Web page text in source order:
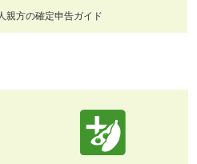
親方の確定申告ガイド